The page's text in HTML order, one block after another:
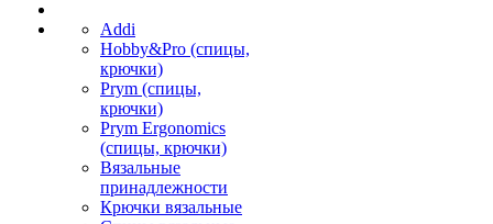
Addi
Hobby&Pro (спицы,
крючки)
Prym (спицы,
крючки)
Prym Ergonomics
(спицы, крючки)
Вязальные
принадлежности
Крючки вязальные